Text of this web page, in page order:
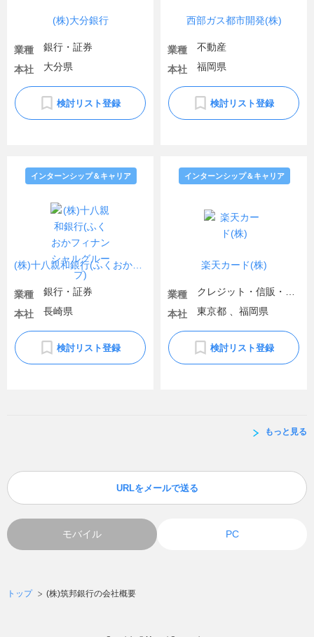
(株)大分銀行
業種
銀行・証券
本社
大分県
検討リスト登録
西部ガス都市開発(株)
業種
不動産
本社
福岡県
検討リスト登録
インターンシップ＆キャリア
業種
銀行・証券
本社
長崎県
検討リスト登録
楽天カード(株)
インターンシップ＆キャリア
業種
本社
東京都 、福岡県
検討リスト登録
もっと見る
URLをメールで送る
モバイル PC
トップ (株)筑邦銀行の会社概要